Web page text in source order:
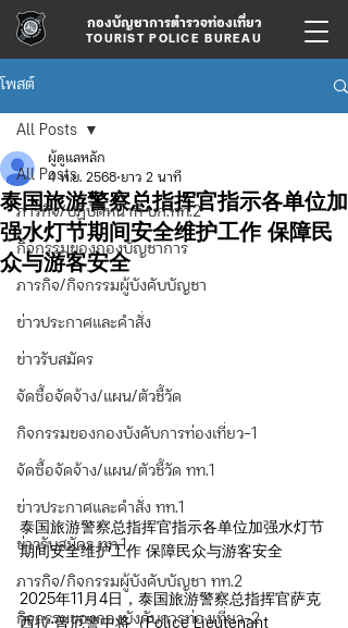
กองบัญชาการตำรวจท่องเที่ยว
TOURIST POLICE BUREAU
โพสต์
All Posts
ภารกิจ/ปฏิบัติหน้าที่ บก.ทท.2
กิจกรรมของกองบัญชาการ
ภารกิจ/กิจกรรมผู้บังคับบัญชา
ข่าวประกาศและคำสั่ง
ข่าวรับสมัคร
จัดซื้อจัดจ้าง/แผน/ตัวชี้วัด
กิจกรรมของกองบังคับการท่องเที่ยว-1
จัดซื้อจัดจ้าง/แผน/ตัวชี้วัด ทท.1
ข่าวประกาศและคำสั่ง ทท.1
ข่าวรับสมัคร ทท.1
ภารกิจ/กิจกรรมผู้บังคับบัญชา ทท.2
กิจกรรมของกองบังคับการท่องเที่ยว-2
All Posts
泰国旅游警察总指挥官指示各单位加
强水灯节期间安全维护工作 保障民
众与游客安全
ผู้ดูแลหลัก
4 พ.ย. 2568 ยาว 2 นาที
泰国旅游警察总指挥官指示各单位加强水灯节
期间安全维护工作 保障民众与游客安全
2025年11月4日，泰国旅游警察总指挥官萨克
西拉·普厄警中将（Police Lieutenant